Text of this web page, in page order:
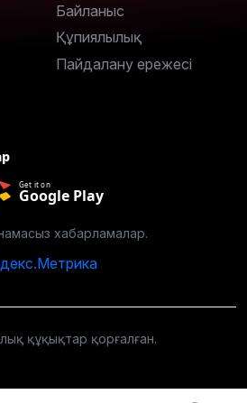
Байланыс
Құпиялылық
Пайдалану ережесі
Get it on
Google Play
хабарламалар.
құқықтар қорғалған.